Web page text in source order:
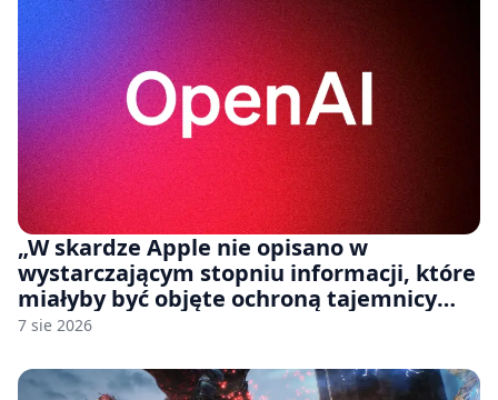
„W skardze Apple nie opisano w
wystarczającym stopniu informacji, które
miałyby być objęte ochroną tajemnicy
handlowej”. OpenAI żąda odrzucenia
7 sie 2026